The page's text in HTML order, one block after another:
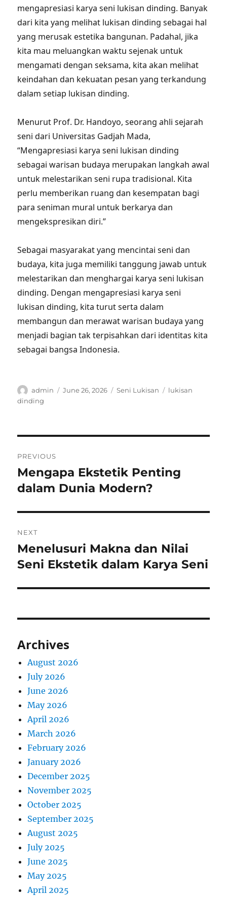
mengapresiasi karya seni lukisan dinding. Banyak
dari kita yang melihat lukisan dinding sebagai hal
yang merusak estetika bangunan. Padahal, jika
kita mau meluangkan waktu sejenak untuk
mengamati dengan seksama, kita akan melihat
keindahan dan kekuatan pesan yang terkandung
dalam setiap lukisan dinding.
Menurut Prof. Dr. Handoyo, seorang ahli sejarah
seni dari Universitas Gadjah Mada,
“Mengapresiasi karya seni lukisan dinding
sebagai warisan budaya merupakan langkah awal
untuk melestarikan seni rupa tradisional. Kita
perlu memberikan ruang dan kesempatan bagi
para seniman mural untuk berkarya dan
mengekspresikan diri.”
Sebagai masyarakat yang mencintai seni dan
budaya, kita juga memiliki tanggung jawab untuk
melestarikan dan menghargai karya seni lukisan
dinding. Dengan mengapresiasi karya seni
lukisan dinding, kita turut serta dalam
membangun dan merawat warisan budaya yang
menjadi bagian tak terpisahkan dari identitas kita
sebagai bangsa Indonesia.
Author
admin
Posted
June 26, 2026 Categories
Seni Lukisan Tags
lukisan
dinding
navigation
PREVIOUS
Previous
post:
Mengapa Ekstetik Penting
dalam Dunia Modern?
NEXT
Next
post:
Menelusuri Makna dan Nilai
Seni Ekstetik dalam Karya Seni
Archives
August 2026
July 2026
June 2026
May 2026
April 2026
March 2026
February 2026
January 2026
December 2025
November 2025
October 2025
September 2025
August 2025
July 2025
June 2025
May 2025
April 2025